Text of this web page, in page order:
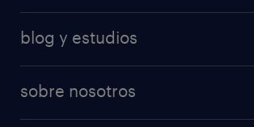
blog y estudios
sobre nosotros